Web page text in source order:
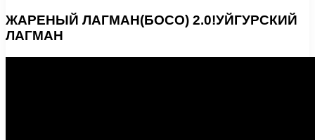
ЖАРЕНЫЙ ЛАГМАН(БОСО) 2.0!УЙГУРСКИЙ
ЛАГМАН